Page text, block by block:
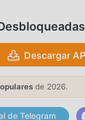
de los
con todos los
que Lil Volcano
Descargar
de 2026.
de Telegram